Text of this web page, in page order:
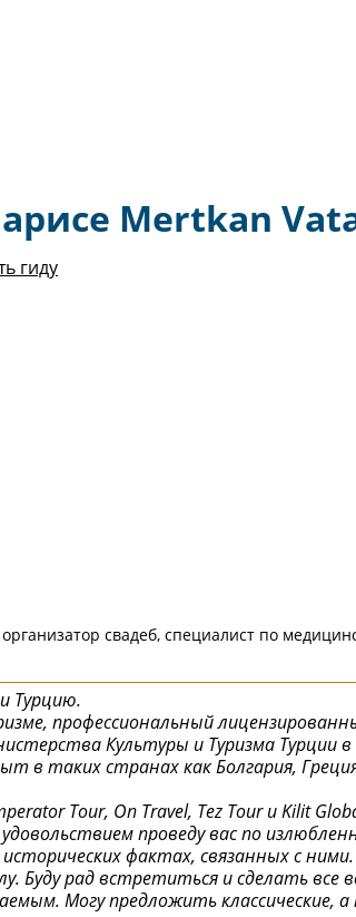
Mertkan
гиду
свадеб, специалист по
Турцию.
профессиональный
Культуры и Туризма Турции
таких странах как Болгария,
Tour, On Travel, Tez Tour и Kilit
проведу вас по
фактах, связанных с ними.
Буду рад встретиться и сделать
Могу предложить классические,